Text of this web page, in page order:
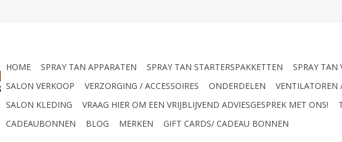
HOME SPRAY TAN APPARATEN SPRAY TAN STARTERSPAKKETTEN SPRAY TAN
SALON VERKOOP
VERZORGING / ACCESSOIRES ONDERDELEN VENTILATOREN
SALON KLEDING
VRAAG HIER OM EEN VRIJBLIJVEND ADVIESGESPREK MET ONS!
CADEAUBONNEN
BLOG MERKEN GIFT CARDS/ CADEAU BONNEN